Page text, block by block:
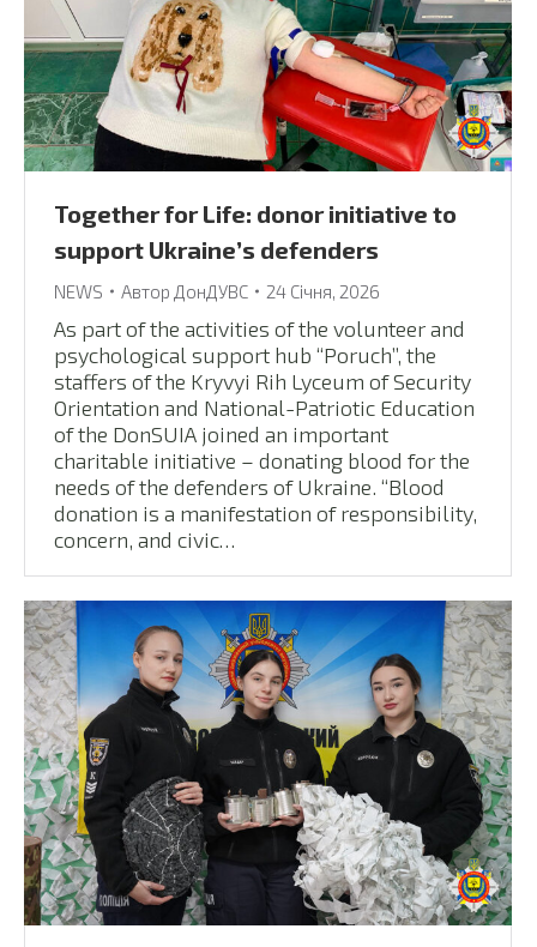
Together for Life: donor initiative to
support Ukraine’s defenders
NEWS Автор ДонДУВС 24 Січня, 2026
As part of the activities of the volunteer and
psychological support hub “Poruch”, the
staffers of the Kryvyi Rih Lyceum of Security
Orientation and National-Patriotic Education
of the DonSUIA joined an important
charitable initiative – donating blood for the
needs of the defenders of Ukraine. “Blood
donation is a manifestation of responsibility,
concern, and civic…